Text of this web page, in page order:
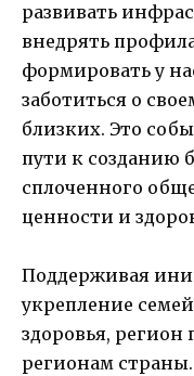
развивать
внедрять
формировать у
заботиться о
близких. Это
пути к созданию
сплоченного
ценности и
Поддерживая
укрепление
здоровья,
регионам страны.